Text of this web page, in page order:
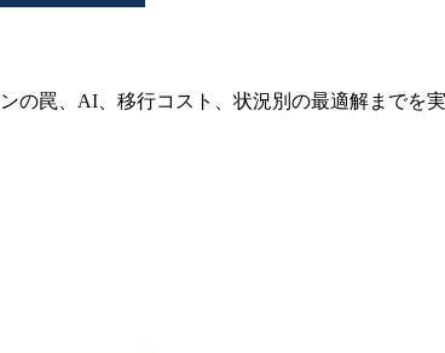
の罠、AI、移行コスト、状況別の最適解までを